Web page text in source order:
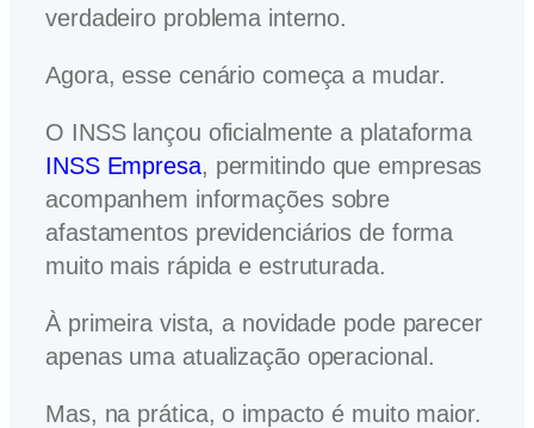
verdadeiro problema interno.
Agora, esse cenário começa a mudar.
O INSS lançou oficialmente a plataforma
INSS Empresa, permitindo que empresas
acompanhem informações sobre
afastamentos previdenciários de forma
muito mais rápida e estruturada.
À primeira vista, a novidade pode parecer
apenas uma atualização operacional.
Mas, na prática, o impacto é muito maior.